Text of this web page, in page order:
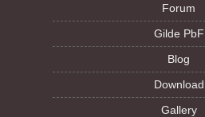
Forum
Gilde PbF
Blog
Download
Gallery